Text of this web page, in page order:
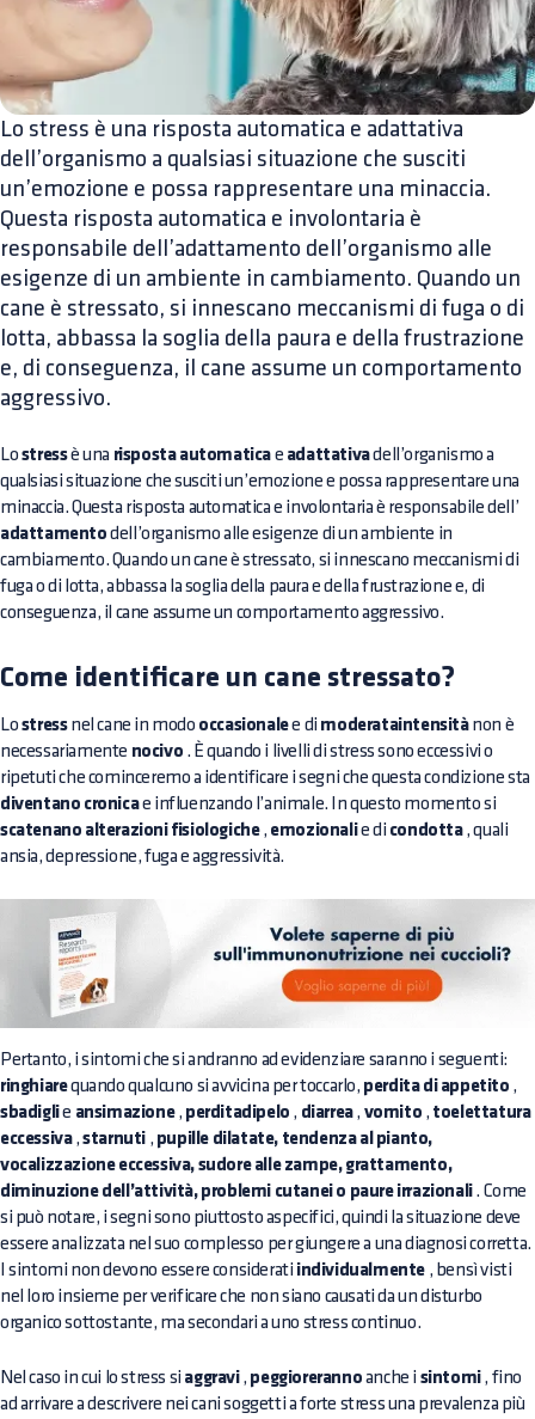
Lo stress è una risposta automatica e adattativa
dell’organismo a qualsiasi situazione che susciti
un’emozione e possa rappresentare una minaccia.
Questa risposta automatica e involontaria è
responsabile dell’adattamento dell’organismo alle
esigenze di un ambiente in cambiamento. Quando un
cane è stressato, si innescano meccanismi di fuga o di
lotta, abbassa la soglia della paura e della frustrazione
e, di conseguenza, il cane assume un comportamento
aggressivo.
Lo stressè una risposta automatica e adattativadell’organismo a
qualsiasi situazione che susciti un’emozione e possa rappresentare una
minaccia. Questa risposta automatica e involontaria è responsabile dell’
adattamento dell’organismo alle esigenze di un ambiente in
cambiamento. Quando un cane è stressato, si innescano meccanismi di
fuga o di lotta, abbassa la soglia della paura e della frustrazione e, di
conseguenza, il cane assume un comportamento aggressivo.
Come identificare un cane stressato?
Lo stressnel cane in modo occasionalee di moderataintensitànon è
necessariamente nocivo . È quando i livelli di stress sono eccessivi o
ripetuti che cominceremo a identificare i segni che questa condizione sta
diventano cronicae influenzando l’animale. In questo momento si
scatenano alterazioni fisiologiche, emozionalie di condotta, quali
ansia, depressione, fuga e aggressività.
Pertanto, i sintomi che si andranno ad evidenziare saranno i seguenti:
ringhiarequando qualcuno si avvicina per toccarlo, perdita di appetito ,
sbadiglie ansimazione, perditadipelo , diarrea, vomito , toelettatura
eccessiva,starnuti , pupille dilatate, tendenza al pianto,
vocalizzazione eccessiva, sudore alle zampe, grattamento,
diminuzione dell’attività, problemi cutanei o paure irrazionali. Come
si può notare, i segni sono piuttosto aspecifici, quindi la situazione deve
essere analizzata nel suo complesso per giungere a una diagnosi corretta.
I sintomi non devono essere considerati individualmente , bensì visti
nel loro insieme per verificare che non siano causati da un disturbo
organico sottostante, ma secondari a uno stress continuo.
Nel caso in cui lo stress si aggravi, peggioreranno anche i sintomi, fino
ad arrivare a descrivere nei cani soggetti a forte stress una prevalenza più